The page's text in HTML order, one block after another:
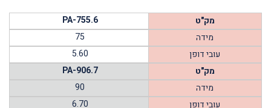
מק"ט
PA-755.6
מידה
75
עובי דופן
5.60
מק"ט
PA-906.7
מידה
90
עובי דופן
6.70